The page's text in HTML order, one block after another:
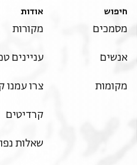
כל עמוק ידליהו
וכל סתום יגליהו
lines.
ומנשי
ויקבץ עם נדודים
ויבנה בית מקדשי
חיפוש
מסמכים
אנשים
מקומות
אודות
מקורות
עניינים
צרו עמנו
קרדיטים
שאלות